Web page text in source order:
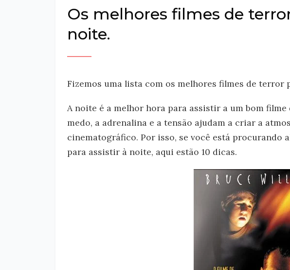
Os melhores filmes de
noite.
Fizemos uma lista com os melhores filmes de terror
A noite é a melhor hora para assistir a um bom
medo, a adrenalina e a tensão ajudam a criar a
cinematográfico. Por isso, se você está procurando
para assistir à noite, aqui estão 10 dicas.